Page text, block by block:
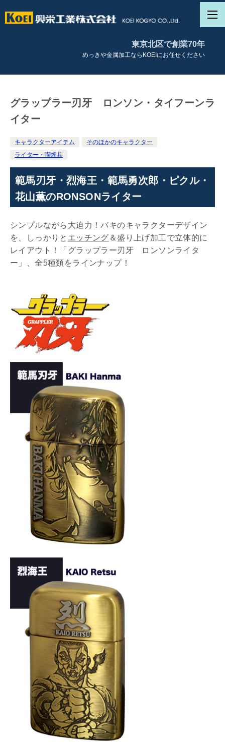
東京北区で創業70年
めっきや金属加工ならKOEIにお任せください
グラップラー刃牙 ロンソン・タイフーンラ
イター
キャラクターアイテム
そのほかのキャラクター
ライター・喫煙具
範馬刃牙・烈海王・範馬勇次郎・ピクル・
花山薫のRONSONライター
シンプルながら大迫力！バキのキャラクターデザイン
を、しっかりと エッチング ＆盛り上げ加工で立体的に
レイアウト！「グラップラー刃牙 ロンソンライタ
ー」、全5種類をラインナップ！